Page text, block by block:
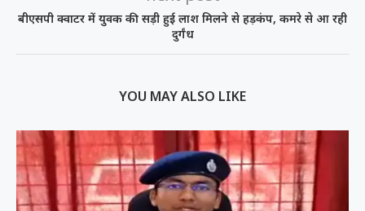
बीएसपी क्वाटर में युवक की सड़ी हुई लाश मिलने से हड़कंप, कमरे से आ रही
दुर्गंध
YOU MAY ALSO LIKE